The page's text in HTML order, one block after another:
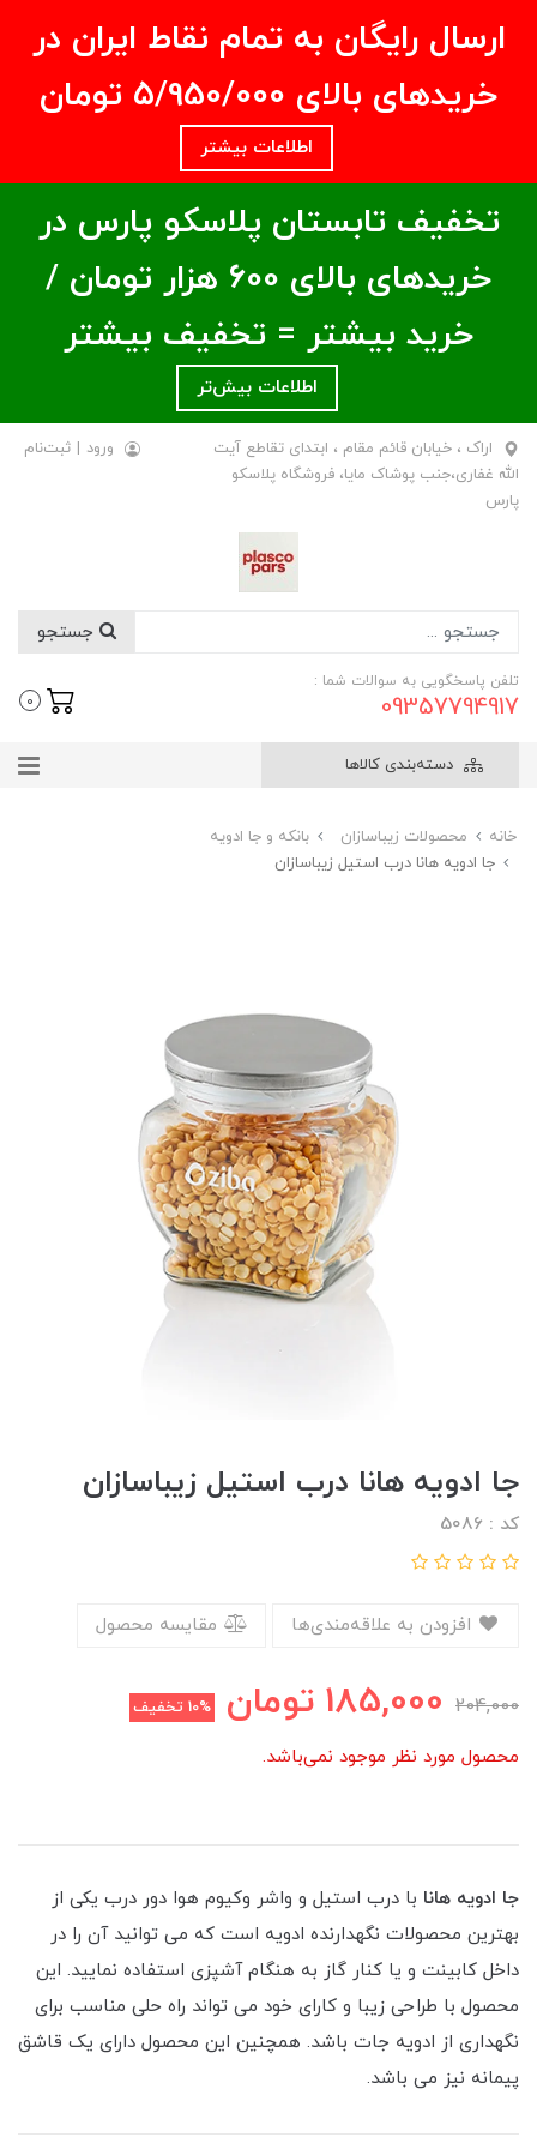
ارسال رایگان به تمام نقاط ایران در
خریدهای بالای ۵/950/000 تومان
اطلاعات بیشتر
تخفیف تابستان پلاسکو پارس در
خریدهای بالای ۶00 هزار تومان /
خرید بیشتر = تخفیف بیشتر
اطلاعات بیش‌تر
اراک ، خیابان قائم مقام ، ابتدای تقاطع آیت
الله غفاری،جنب پوشاک مایا، فروشگاه پلاسکو
پارس
ورود | ثبت‌نام
تلفن پاسخگویی به سوالات شما :
09357794917
0
دسته‌بندی کالاها
خانه محصولات زیباسازان
بانکه و جا ادویه
جا ادویه هانا درب استیل زیباسازان
جا ادویه هانا درب استیل زیباسازان
کد : 5086
مقایسه محصول
204,000
185,000 تومان 10% تخفیف
محصول مورد نظر موجود نمی‌باشد.
جا ادویه هانا با درب استیل و واشر وکیوم هوا دور درب یکی از
بهترین محصولات نگهدارنده ادویه است که می توانید آن را در
داخل کابینت و یا کنار گاز به هنگام آشپزی استفاده نمایید. این
محصول با طراحی زیبا و کارای خود می تواند راه حلی مناسب برای
نگهداری از ادویه جات باشد. همچنین این محصول دارای یک قاشق
پیمانه نیز می باشد.